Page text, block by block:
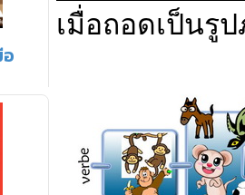
เมื่อถอดเป็นรู